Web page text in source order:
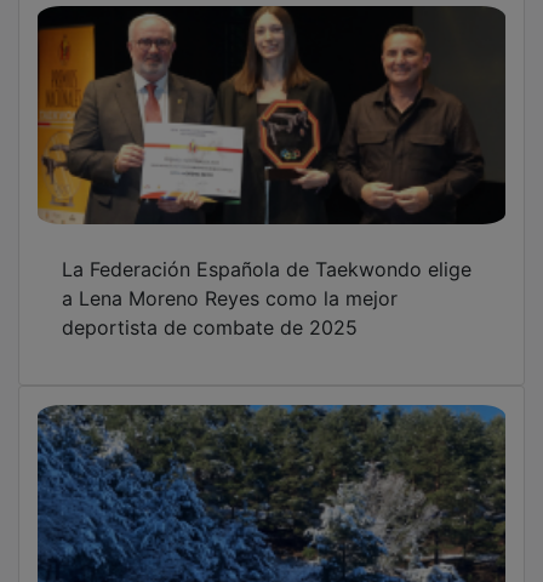
La Federación Española de Taekwondo elige
a Lena Moreno Reyes como la mejor
deportista de combate de 2025